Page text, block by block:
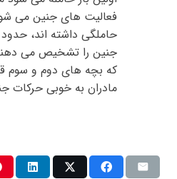
فعالیت های جنین می
حاملگی داشته اند،
جنین را تشخیص می
که بچه های دوم و سوم
مادران به خوبی حرکات